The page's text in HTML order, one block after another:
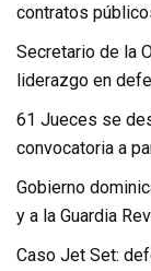
contratos
Secretario de la
liderazgo en
61 Jueces se
convocatoria a
Gobierno
y a la Guardia
Caso Jet Set: